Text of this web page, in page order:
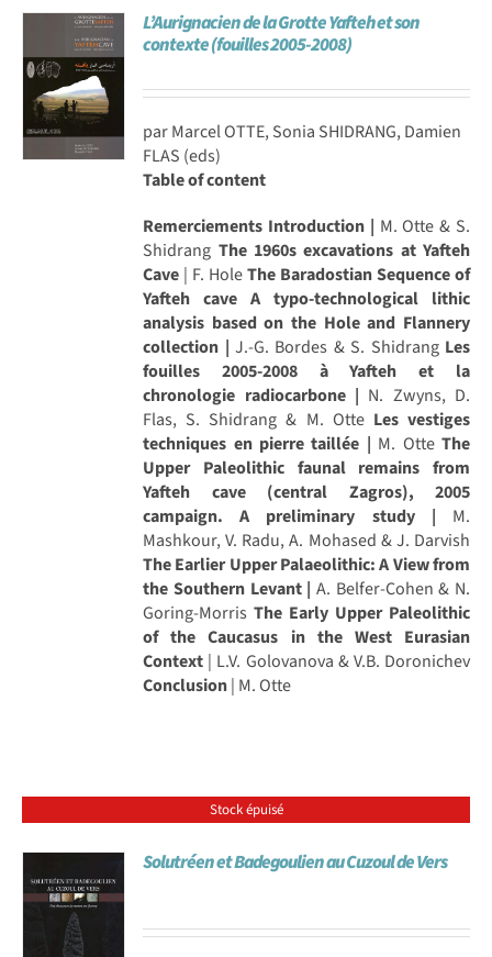
Achat en ligne
Panier WooCommerce
L’Aurignacien de la Grotte Yafteh et son
contexte (fouilles 2005-2008)
par Marcel OTTE, Sonia SHIDRANG, Damien
FLAS (eds)
Table of content
Remerciements Introduction | M. Otte & S.
Shidrang The 1960s excavations at Yafteh
Cave | F. HoleThe Baradostian Sequence of
Yafteh cave A typo-technological lithic
analysis based on the Hole and Flannery
collection | J.-G. Bordes & S. Shidrang Les
fouilles 2005-2008 à Yafteh et la
chronologie radiocarbone | N. Zwyns, D.
Flas, S. Shidrang & M. Otte Les vestiges
techniques en pierre taillée | M. Otte The
Upper Paleolithic faunal remains from
Yafteh cave (central Zagros), 2005
campaign. A preliminary study | M.
Mashkour, V. Radu, A. Mohased & J. Darvish
The Earlier Upper Palaeolithic: A View from
the Southern Levant | A. Belfer-Cohen & N.
Goring-MorrisThe Early Upper Paleolithic
of the Caucasus in the West Eurasian
Context | L.V. Golovanova & V.B. Doronichev
Conclusion| M. Otte
Stock épuisé
Solutréen et Badegoulien au Cuzoul de Vers